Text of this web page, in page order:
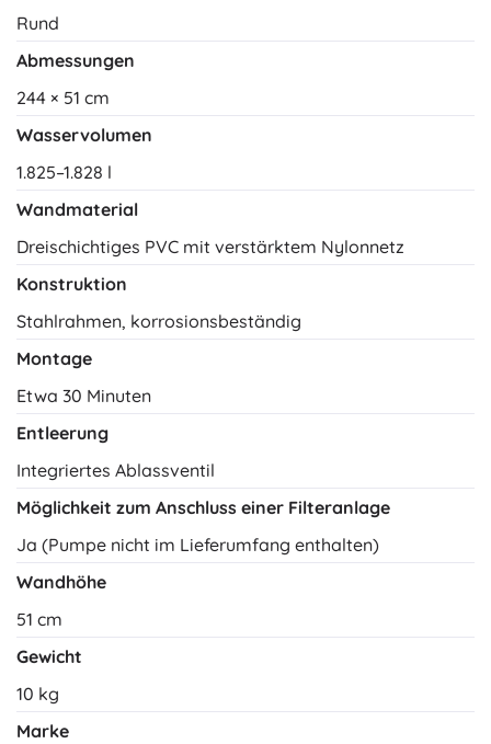
Rund
Abmessungen
244 × 51 cm
Wasservolumen
1.825–1.828 l
Wandmaterial
Dreischichtiges PVC mit verstärktem Nylonnetz
Konstruktion
Stahlrahmen, korrosionsbeständig
Montage
Etwa 30 Minuten
Entleerung
Integriertes Ablassventil
Möglichkeit zum Anschluss einer Filteranlage
Ja (Pumpe nicht im Lieferumfang enthalten)
Wandhöhe
51 cm
Gewicht
10 kg
Marke